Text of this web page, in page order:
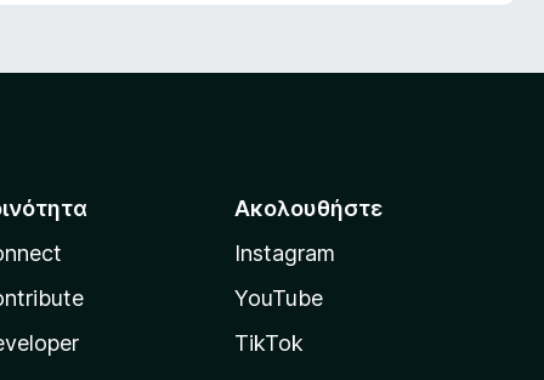
Ακολουθήστε
Instagram
YouTube
TikTok